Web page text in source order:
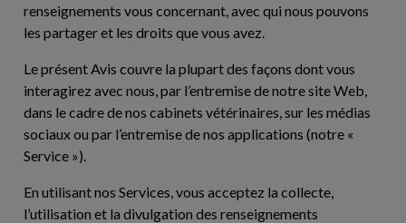
renseignements vous concernant, avec qui nous pouvons
les partager et les droits que vous avez.
Le présent Avis couvre la plupart des façons dont vous
interagirez avec nous, par l’entremise de notre site Web,
dans le cadre de nos cabinets vétérinaires, sur les médias
sociaux ou par l’entremise de nos applications (notre «
Service »).
En utilisant nos Services, vous acceptez la collecte,
l’utilisation et la divulgation des renseignements